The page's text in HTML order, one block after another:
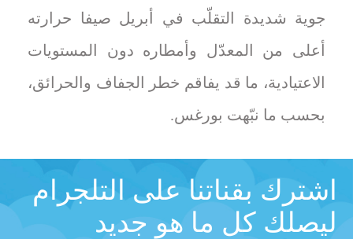
جوية شديدة التقلّب في أبريل صيفا حرارته
أعلى من المعدّل وأمطاره دون المستويات
الاعتيادية، ما قد يفاقم خطر الجفاف والحرائق،
بحسب ما نبّهت بورغس.
اشترك بقناتنا على التلجرام
ليصلك كل ما هو جديد